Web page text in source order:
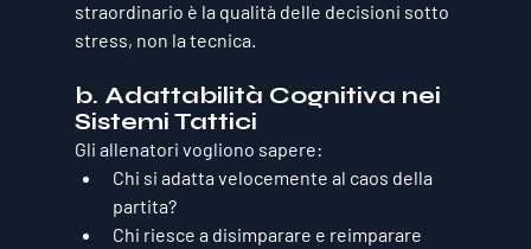
straordinario è la qualità delle decisioni sotto
stress, non la tecnica.
b. Adattabilità Cognitiva nei
Sistemi Tattici
Gli allenatori vogliono sapere:
Chi si adatta velocemente al caos della
partita?
Chi riesce a disimparare e reimparare